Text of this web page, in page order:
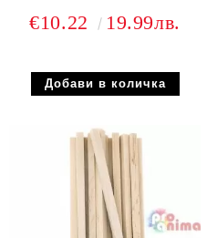
€10.22 19.99лв.